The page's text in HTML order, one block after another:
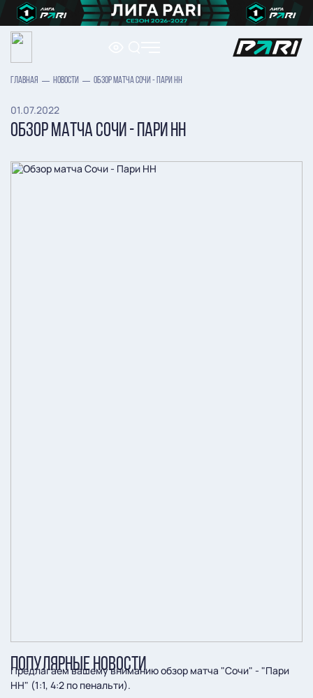
ГЛАВНАЯ НОВОСТИ ОБЗОР МАТЧА СОЧИ - ПАРИ НН
01.07.2022
ОБЗОР МАТЧА СОЧИ - ПАРИ НН
Предлагаем вашему вниманию обзор матча "Сочи" - "Пари
НН" (1:1, 4:2 по пенальти).
ПОПУЛЯРНЫЕ НОВОСТИ